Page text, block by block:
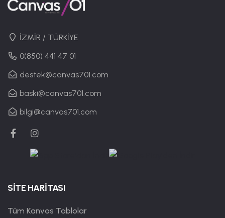
İZMİR / TÜRKİYE
0(850) 441 47 01
destek@canvas701.com
baski@canvas701.com
bilgi@canvas701.com
SİTE HARİTASI
Tüm Kanvas Tablolar